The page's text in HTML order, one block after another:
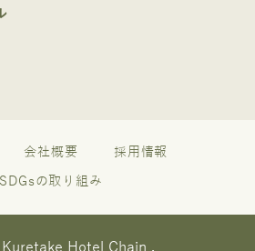
会社概要 採用情報
SDGsの取り組み
Hotel Chain .